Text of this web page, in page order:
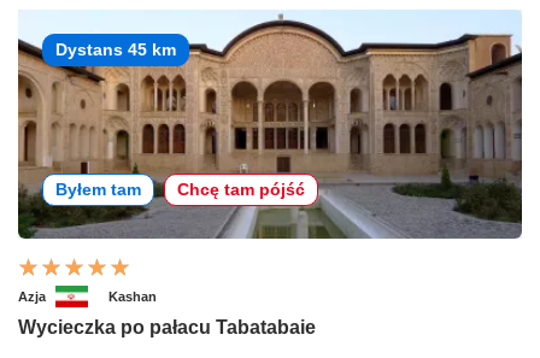
Dystans 45 km
Byłem tam Chcę tam pójść
Azja Kashan
Wycieczka po pałacu Tabatabaie